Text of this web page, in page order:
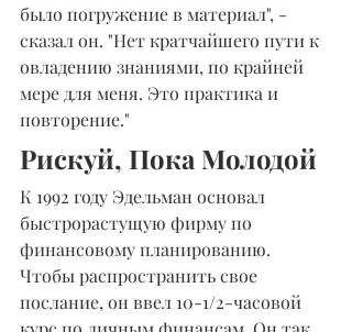
было погружение в материал", -
сказал он. "Нет кратчайшего пути к
овладению знаниями, по крайней
мере для меня. Это практика и
повторение."
Рискуй, Пока Молодой
К 1992 году Эдельман основал
быстрорастущую фирму по
финансовому планированию.
Чтобы распространить свое
послание, он ввел 10-1/2-часовой